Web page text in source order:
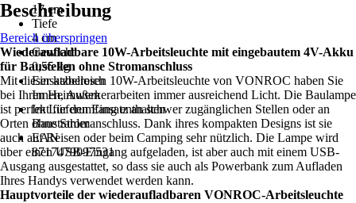
17 cm
Tiefe
4 cm
Gewicht
0,55 kg
Einsatzbereich
Innen, Außen
Im Lieferumfang enthalten
Baustrahler
EAN
8717479097531
Beschreibung
Bereich überspringen
Wiederaufladbare 10W-Arbeitsleuchte mit eingebautem 4V-Akku
für Baustellen ohne Stromanschluss
Mit dieser kabellosen 10W-Arbeitsleuchte von VONROC haben Sie
bei Ihren Heimwerkerarbeiten immer ausreichend Licht. Die Baulampe
ist perfekt für den Einsatz an schwer zugänglichen Stellen oder an
Orten ohne Stromanschluss. Dank ihres kompakten Designs ist sie
auch auf Reisen oder beim Camping sehr nützlich. Die Lampe wird
über einen USB-Eingang aufgeladen, ist aber auch mit einem USB-
Ausgang ausgestattet, so dass sie auch als Powerbank zum Aufladen
Ihres Handys verwendet werden kann.
Hauptvorteile der wiederaufladbaren VONROC-Arbeitsleuchte